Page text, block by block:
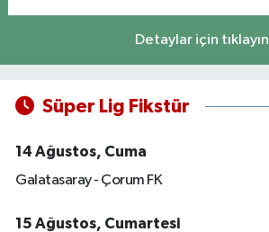
Detaylar için tıklayın
Süper Lig Fikstür
14 Ağustos, Cuma
Galatasaray - Çorum FK
15 Ağustos, Cumartesi